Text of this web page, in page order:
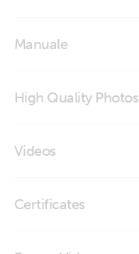
Manuale
High Quality Photos
Videos
Certificates